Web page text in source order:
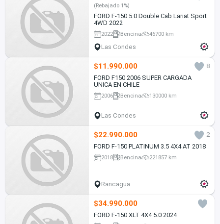
(Rebajado 1%)
FORD F-150 5.0 Double Cab Lariat Sport
4WD 2022
2022 Bencina 46700 km
Las Condes
$11.990.000
8
FORD F150 2006 SUPER CARGADA
UNICA EN CHILE
2006 Bencina 130000 km
Las Condes
$22.990.000
2
FORD F-150 PLATINUM 3.5 4X4 AT 2018
2018 Bencina 221857 km
Rancagua
$34.990.000
FORD F-150 XLT 4X4 5.0 2024